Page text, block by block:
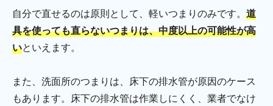
自分で直せるのは原則として、軽いつまりのみです。 道
具を使っても直らないつまりは、中度以上の可能性が高
いといえます。
また、洗面所のつまりは、床下の排水管が原因のケース
もあります。床下の排水管は作業しにくく、業者でなけ